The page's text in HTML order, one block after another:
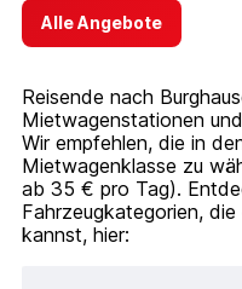
Alle Angebote
Reisende nach
Mietwagenstationen
Wir empfehlen, die in
Mietwagenklasse zu
ab 35 € pro Tag).
Fahrzeugkategorien,
kannst, hier: